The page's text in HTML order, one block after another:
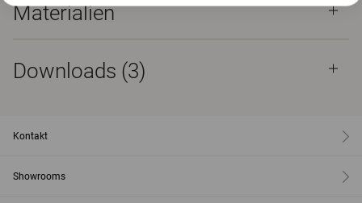
Materialien
Downloads (3)
Kontakt
Showrooms